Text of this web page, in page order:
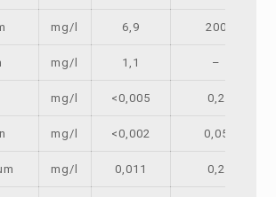
mg/l 6,9 200
mg/l 1,1 –
mg/l <0,005 0,2
mg/l <0,002 0,05
mg/l 0,011 0,2